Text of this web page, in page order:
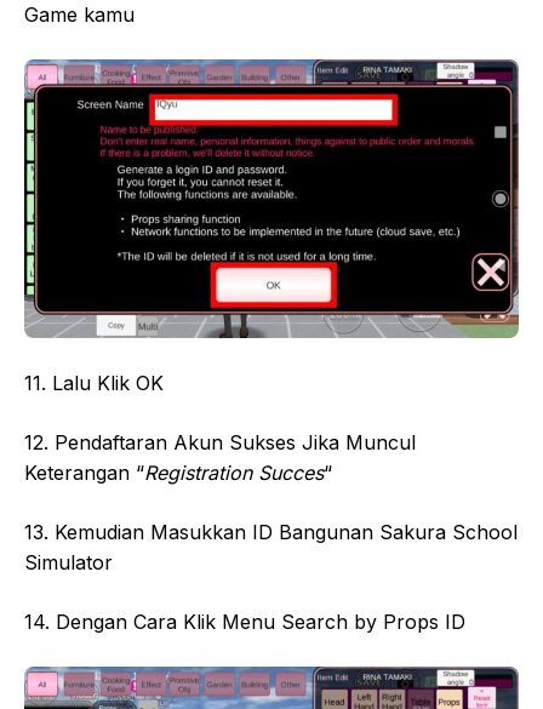
Game kamu
11. Lalu Klik OK
12. Pendaftaran Akun Sukses Jika Muncul
Keterangan “Registration Succes“
13. Kemudian Masukkan ID Bangunan Sakura School
Simulator
14. Dengan Cara Klik Menu Search by Props ID